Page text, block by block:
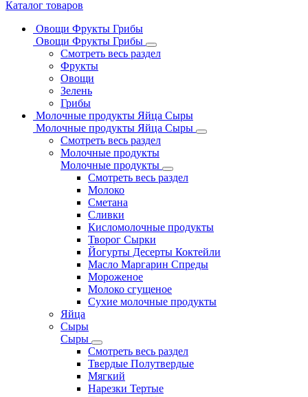
Каталог товаров
Овощи Фрукты Грибы
Овощи Фрукты Грибы
Смотреть весь раздел
Фрукты
Овощи
Зелень
Грибы
Молочные продукты Яйца Сыры
Молочные продукты Яйца Сыры
Смотреть весь раздел
Молочные продукты
Молочные продукты
Смотреть весь раздел
Молоко
Сметана
Сливки
Кисломолочные продукты
Творог Сырки
Йогурты Десерты Коктейли
Масло Маргарин Спреды
Мороженое
Молоко сгущеное
Сухие молочные продукты
Яйца
Сыры
Сыры
Смотреть весь раздел
Твердые Полутвердые
Мягкий
Нарезки Тертые